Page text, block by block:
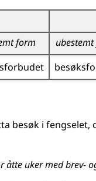
form
besøk i fengselet,
åtte uker med brev-